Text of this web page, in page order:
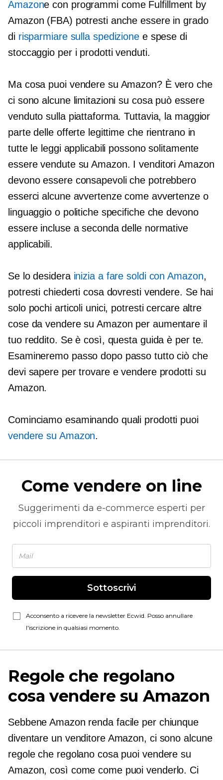
Amazone con programmi come Fulfillment by
Amazon (FBA) potresti anche essere in grado
di risparmiare sulla spedizionee spese di
stoccaggio per i prodotti venduti.
Ma cosa puoi vendere su Amazon? È vero che
ci sono alcune limitazioni su cosa può essere
venduto sulla piattaforma. Tuttavia, la maggior
parte delle offerte legittime che rientrano in
tutte le leggi applicabili possono solitamente
essere vendute su Amazon. I venditori Amazon
devono essere consapevoli che potrebbero
esserci alcune avvertenze come avvertenze o
linguaggio o politiche specifiche che devono
essere incluse a seconda delle normative
applicabili.
Se lo desidera inizia a fare soldi con Amazon,
potresti chiederti cosa dovresti vendere. Se hai
solo pochi articoli unici, potresti cercare altre
cose da vendere su Amazon per aumentare il
tuo reddito. Se è così, questa guida è per te.
Esamineremo passo dopo passo tutto ciò che
devi sapere per trovare e vendere prodotti su
Amazon.
Cominciamo esaminando quali prodotti puoi
vendere su Amazon.
Come vendere on line
Suggerimenti da e-commerce esperti per
piccoli imprenditori e aspiranti imprenditori.
Sottoscrivi
Acconsento a ricevere la newsletter Ecwid. Posso annullare
l'iscrizione in qualsiasi momento.
Regole che regolano
cosa vendere su Amazon
Sebbene Amazon renda facile per chiunque
diventare un venditore Amazon, ci sono alcune
regole che regolano cosa puoi vendere su
Amazon, così come come puoi venderlo. Ci